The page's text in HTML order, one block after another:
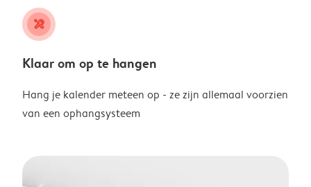
tools
Klaar om op te hangen
Hang je kalender meteen op - ze zijn allemaal voorzien
van een ophangsysteem